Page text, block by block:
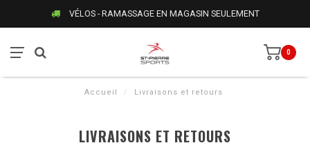
VÉLOS - RAMASSAGE EN MAGASIN SEULEMENT
0
Accueil / Livraisons et retours
LIVRAISONS ET RETOURS